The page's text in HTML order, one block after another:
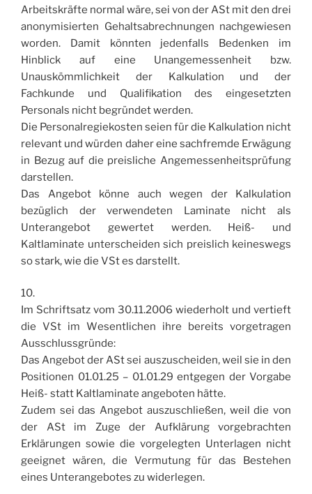
Arbeitskräfte normal wäre, sei von der ASt mit den drei
anonymisierten Gehaltsabrechnungen nachgewiesen
worden. Damit könnten jedenfalls Bedenken im
Hinblick auf eine Unangemessenheit bzw.
Unauskömmlichkeit der Kalkulation und der
Fachkunde und Qualifikation des eingesetzten
Personals nicht begründet werden.
Die Personalregiekosten seien für die Kalkulation nicht
relevant und würden daher eine sachfremde Erwägung
in Bezug auf die preisliche Angemessenheitsprüfung
darstellen.
Das Angebot könne auch wegen der Kalkulation
bezüglich der verwendeten Laminate nicht als
Unterangebot gewertet werden. Heiß- und
Kaltlaminate unterscheiden sich preislich keineswegs
so stark, wie die VSt es darstellt.
10.
Im Schriftsatz vom 30.11.2006 wiederholt und vertieft
die VSt im Wesentlichen ihre bereits vorgetragen
Ausschlussgründe:
Das Angebot der ASt sei auszuscheiden, weil sie in den
Positionen 01.01.25 – 01.01.29 entgegen der Vorgabe
Heiß- statt Kaltlaminate angeboten hätte.
Zudem sei das Angebot auszuschließen, weil die von
der ASt im Zuge der Aufklärung vorgebrachten
Erklärungen sowie die vorgelegten Unterlagen nicht
geeignet wären, die Vermutung für das Bestehen
eines Unterangebotes zu widerlegen.